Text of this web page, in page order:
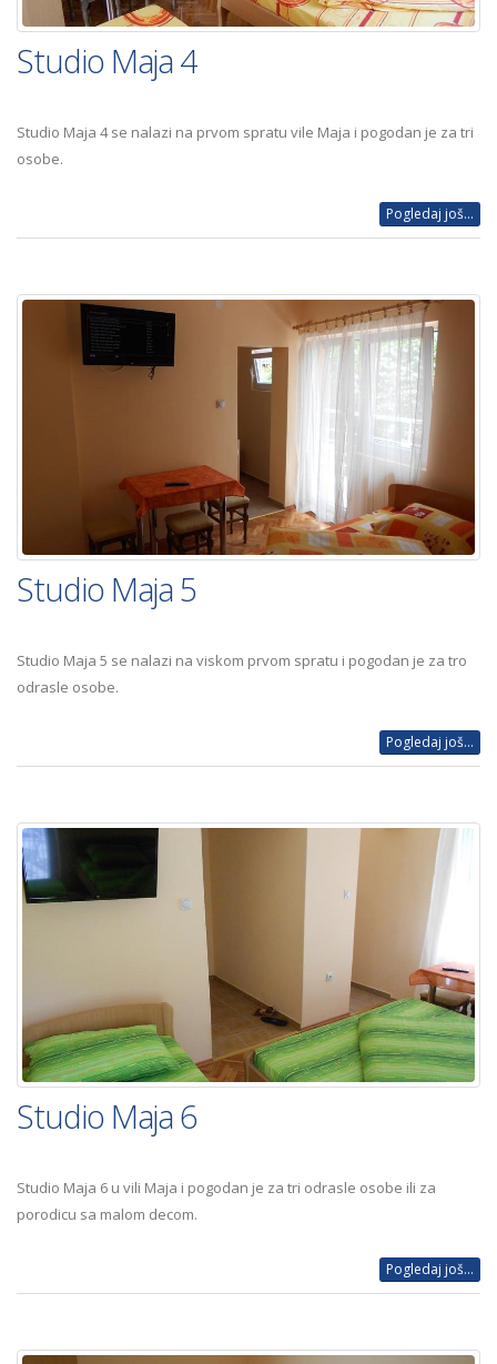
Studio Maja 4
Studio Maja 4 se nalazi na prvom spratu vile Maja i pogodan je za tri
osobe.
Pogledaj još...
Studio Maja 5
Studio Maja 5 se nalazi na viskom prvom spratu i pogodan je za tro
odrasle osobe.
Pogledaj još...
Studio Maja 6
Studio Maja 6 u vili Maja i pogodan je za tri odrasle osobe ili za
porodicu sa malom decom.
Pogledaj još...